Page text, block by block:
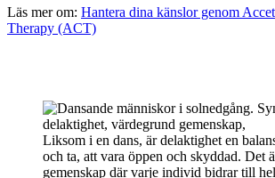
Läs mer om: Hantera dina känslor genom
Therapy (ACT)
Liksom i en dans, är delaktighet en
och ta, att vara öppen och skyddad. Det
gemenskap där varje individ bidrar till